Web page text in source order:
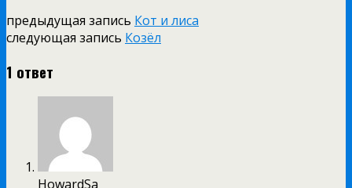
предыдущая запись Кот и лиса
следующая запись Козёл
1 ответ
HowardSa